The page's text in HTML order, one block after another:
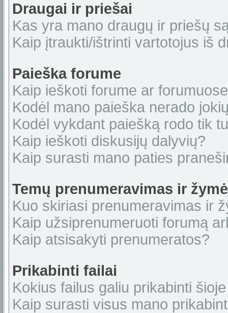
Draugai ir priešai
Kas yra mano draugų ir priešų
Kaip įtraukti/ištrinti vartotojus iš
Paieška forume
Kaip ieškoti forume ar
Kodėl mano paieška nerado
Kodėl vykdant paiešką rodo tik
Kaip ieškoti diskusijų dalyvių?
Kaip surasti mano paties
Temų prenumeravimas ir
Kuo skiriasi prenumeravimas ir
Kaip užsiprenumeruoti forumą
Kaip atsisakyti prenumeratos?
Prikabinti failai
Kokius failus galiu prikabinti
Kaip surasti visus mano